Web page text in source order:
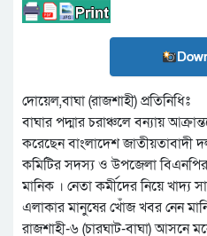
দোয়েল,বাঘা (রাজশাহী) প্রতিনিধিঃ
বাঘার পদ্মার চরাঞ্চলে বন্যায়
করেছেন বাংলাদেশ জাতীয়তাবাদী
কমিটির সদস্য ও উপজেলা
মানিক । নেতা কর্মীদের নিয়ে খাদ্য
এলাকার মানুষের খোঁজ খবর নেন
রাজশাহী-৬ (চারঘাট-বাঘা) আসনে